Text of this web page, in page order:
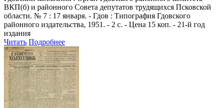
ВКП(б) и районного Совета депутатов трудящихся Псковской
области. № 7 : 17 января. - Гдов : Типография Гдовского
районного издательства, 1951. - 2 с. - Цена 15 коп. - 21-й год
издания
Читать Подробнее